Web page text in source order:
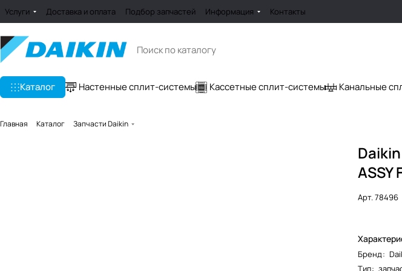
Услуги Доставка и оплата Подбор запчастей Информация Контакты
Каталог Настенные сплит-системы Кассетные сплит-системы Канальные
Главная Каталог Запчасти Daikin
Daikin
ASSY
Арт.78496
Бренд:
Тип: